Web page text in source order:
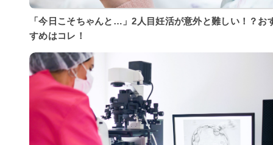
「今日こそちゃんと…」2人目妊活が意外と難しい！？お
すめはコレ！